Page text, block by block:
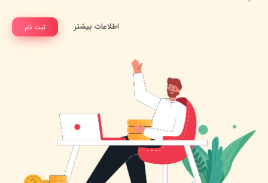
ثبت نام اطلاعات بیشتر